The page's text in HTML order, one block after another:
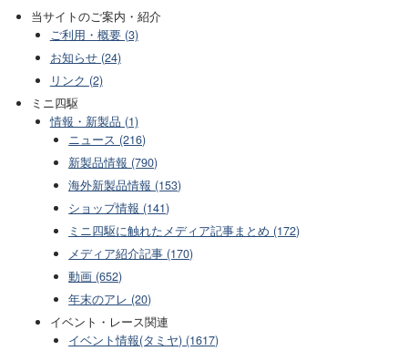
当サイトのご案内・紹介
ご利用・概要 (3)
お知らせ (24)
リンク (2)
ミニ四駆
情報・新製品 (1)
ニュース (216)
新製品情報 (790)
海外新製品情報 (153)
ショップ情報 (141)
ミニ四駆に触れたメディア記事まとめ (172)
メディア紹介記事 (170)
動画 (652)
年末のアレ (20)
イベント・レース関連
イベント情報(タミヤ) (1617)